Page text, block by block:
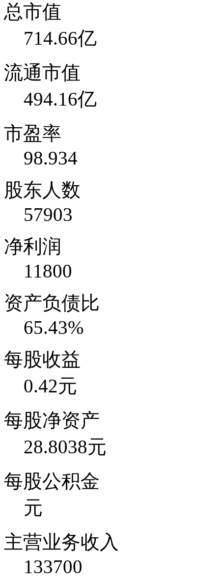
总市值
714.66亿
流通市值
494.16亿
市盈率
98.934
股东人数
57903
净利润
11800
资产负债比
65.43%
每股收益
0.42元
每股净资产
28.8038元
每股公积金
元
主营业务收入
133700